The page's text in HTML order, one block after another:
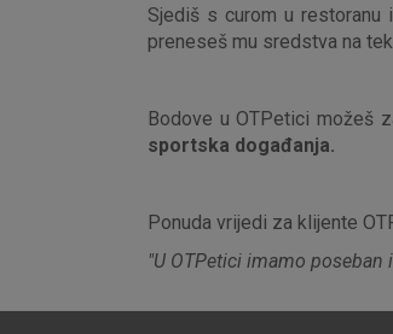
Sjediš s curom u restoranu
preneseš mu sredstva na
Bodove u OTPetici možeš
sportska događanja.
Ponuda vrijedi za klijente
"U OTPetici imamo